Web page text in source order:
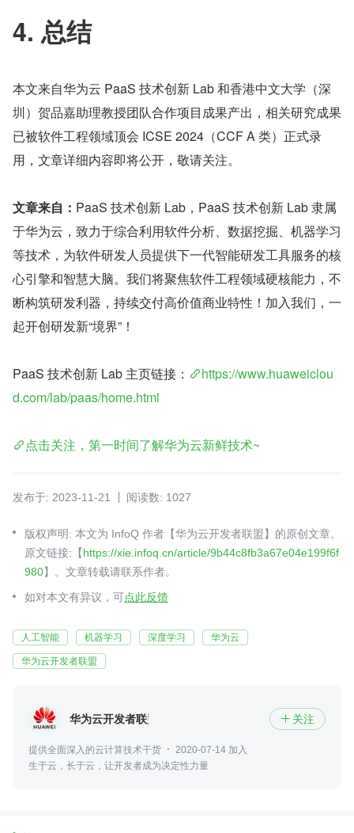
4. 总结
本文来自华为云 PaaS 技术创新 Lab 和香港中文大学（深
圳）贺品嘉助理教授团队合作项目成果产出，相关研究成果
已被软件工程领域顶会 ICSE 2024（CCF A 类）正式录
用，文章详细内容即将公开，敬请关注。
文章来自： PaaS 技术创新 Lab，PaaS 技术创新 Lab 隶属
于华为云，致力于综合利用软件分析、数据挖掘、机器学习
等技术，为软件研发人员提供下一代智能研发工具服务的核
心引擎和智慧大脑。我们将聚焦软件工程领域硬核能力，不
断构筑研发利器，持续交付高价值商业特性！加入我们，一
起开创研发新“境界”！
PaaS 技术创新 Lab 主页链接：
https://www.huaweiclou
d.com/lab/paas/home.html
点击关注，第一时间了解华为云新鲜技术~
发布于: 2023-11-21 阅读数: 1027
版权声明: 本文为 InfoQ 作者【华为云开发者联盟】的原创文章。
原文链接:【https://xie.infoq.cn/article/9b44c8fb3a67e04e199f6f
980】。文章转载请联系作者。
如对本文有异议，可点此反馈
人工智能 机器学习 深度学习 华为云
华为云开发者联盟
华为云开发者联盟  关注
提供全面深入的云计算技术干货
2020-07-14 加入
生于云，长于云，让开发者成为决定性力量